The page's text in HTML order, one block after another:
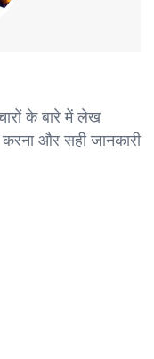
के बारे में लेख
और सही जानकारी